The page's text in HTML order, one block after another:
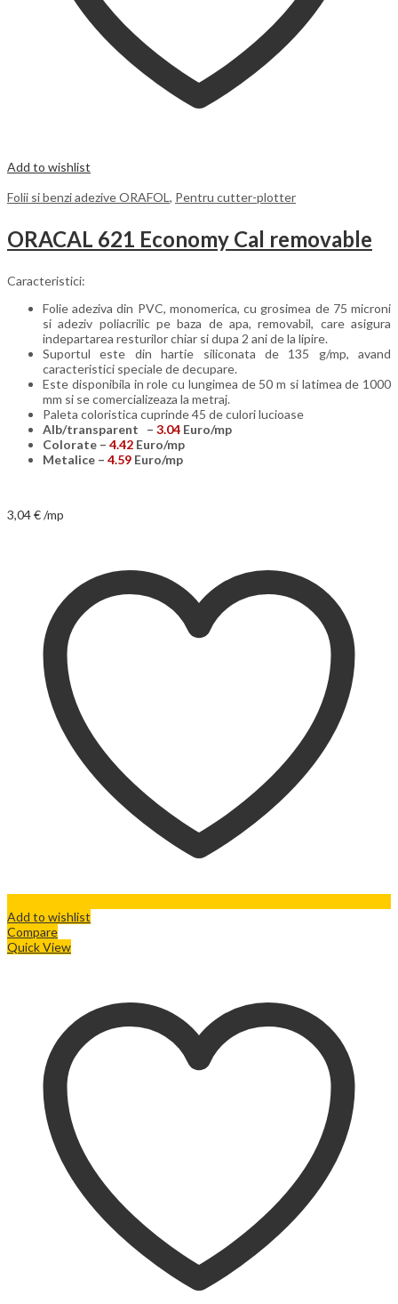
Add to wishlist
Folii si benzi adezive ORAFOL , Pentru cutter-plotter
ORACAL 621 Economy Cal removable
Caracteristici:
Folie adeziva din PVC, monomerica, cu grosimea de 75 microni
si adeziv poliacrilic pe baza de apa, removabil, care asigura
indepartarea resturilor chiar si dupa 2 ani de la lipire.
Suportul este din hartie siliconata de 135 g/mp, avand
caracteristici speciale de decupare.
Este disponibila in role cu lungimea de 50 m si latimea de 1000
mm si se comercializeaza la metraj.
Paleta coloristica cuprinde 45 de culori lucioase
Alb/transparent – 3.04 Euro/mp
Colorate – 4.42 Euro/mp
Metalice – 4.59 Euro/mp
3,04€/mp
Add to wishlist
Compare
Quick View